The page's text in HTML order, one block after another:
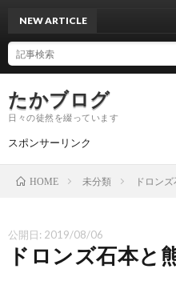
たかブログ
日々の徒然を綴っています
スポンサーリンク
NEW ARTICLE
HOME 未分類 ドロン
公開日: 2019/08/06
ドロンズ石本と